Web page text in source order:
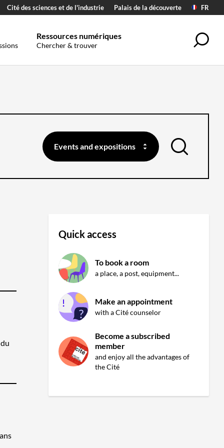
Cité des sciences et de l'industrie Palais de la découverte FR
Ressources numériques
Chercher & trouver
Events and expositions
search
Quick access
To book a room
a place, a post, equipment...
Make an appointment
with a Cité counselor
Become a subscribed
member
and enjoy all the advantages of
the Cité